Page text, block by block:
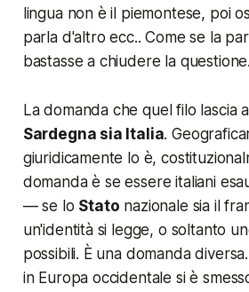
lingua non è il piemontese, poi
parla d'altro ecc.. Come se la
bastasse a chiudere la questione.
La domanda che quel filo lascia
Sardegna sia Italia.
giuridicamente lo è,
domanda è se essere italiani
— se lo Stato nazionale sia il
un'identità si legge, o soltanto
possibili. È una domanda
in Europa occidentale si è